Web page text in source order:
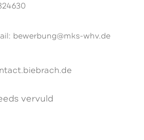
0173-1324630
bewerbung@mks-whv.de
vervuld